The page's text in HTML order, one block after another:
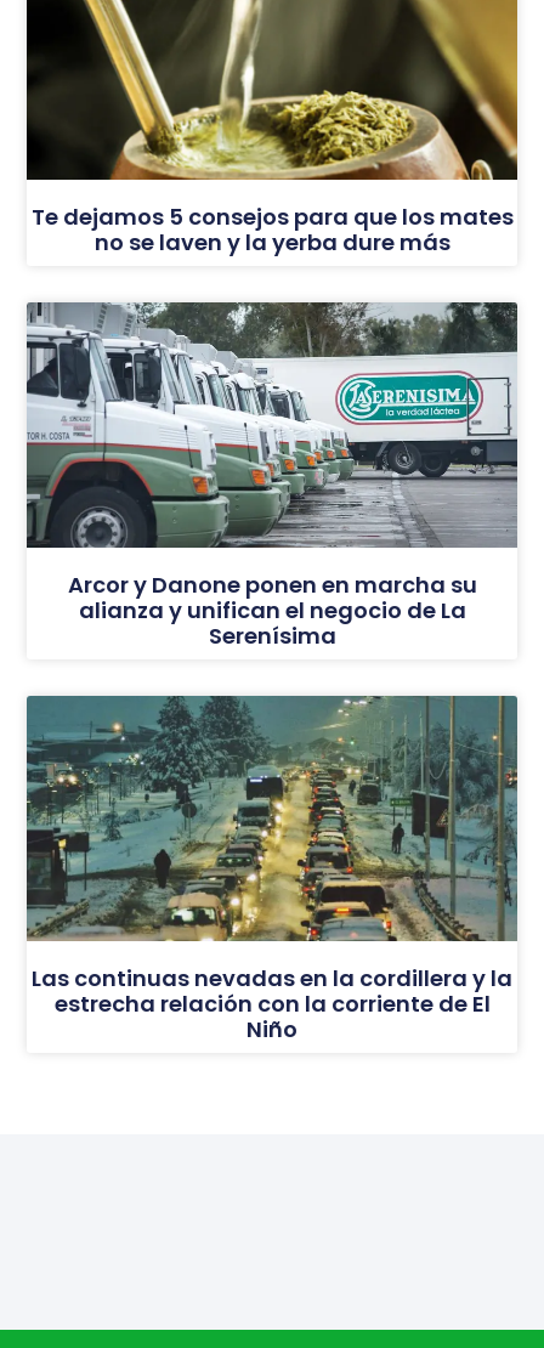
Te dejamos 5 consejos para que los mates
no se laven y la yerba dure más
Arcor y Danone ponen en marcha su
alianza y unifican el negocio de La
Serenísima
Las continuas nevadas en la cordillera y la
estrecha relación con la corriente de El
Niño